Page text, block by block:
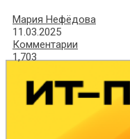
Мария Нефёдова
11.03.2025
Комментарии
1,703